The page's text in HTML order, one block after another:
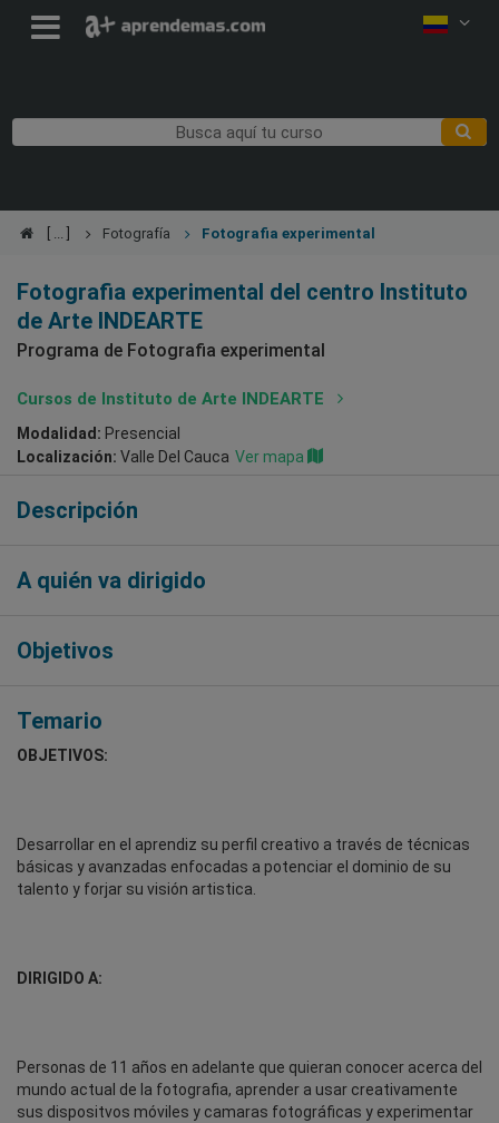
Fotografía Fotografia experimental
Fotografia experimental del centro Instituto
de Arte INDEARTE
Programa de Fotografia experimental
Cursos de Instituto de Arte INDEARTE
Modalidad: Presencial
Localización: Valle Del Cauca Ver mapa
Descripción
A quién va dirigido
Objetivos
Temario
OBJETIVOS:
Desarrollar en el aprendiz su perfil creativo a través de técnicas
básicas y avanzadas enfocadas a potenciar el dominio de su
talento y forjar su visión artistica.
DIRIGIDO A:
Personas de 11 años en adelante que quieran conocer acerca del
mundo actual de la fotografia, aprender a usar creativamente
sus dispositvos móviles y camaras fotográficas y experimentar